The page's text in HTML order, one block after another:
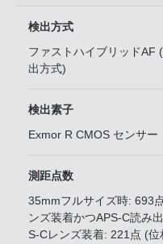
検出方式
ファストハイブリッドAF
出方式)
検出素子
Exmor R CMOS センサー
測距点数
35mmフルサイズ時: 693
ンズ装着かつAPS-C読み
S-Cレンズ装着: 221点 (